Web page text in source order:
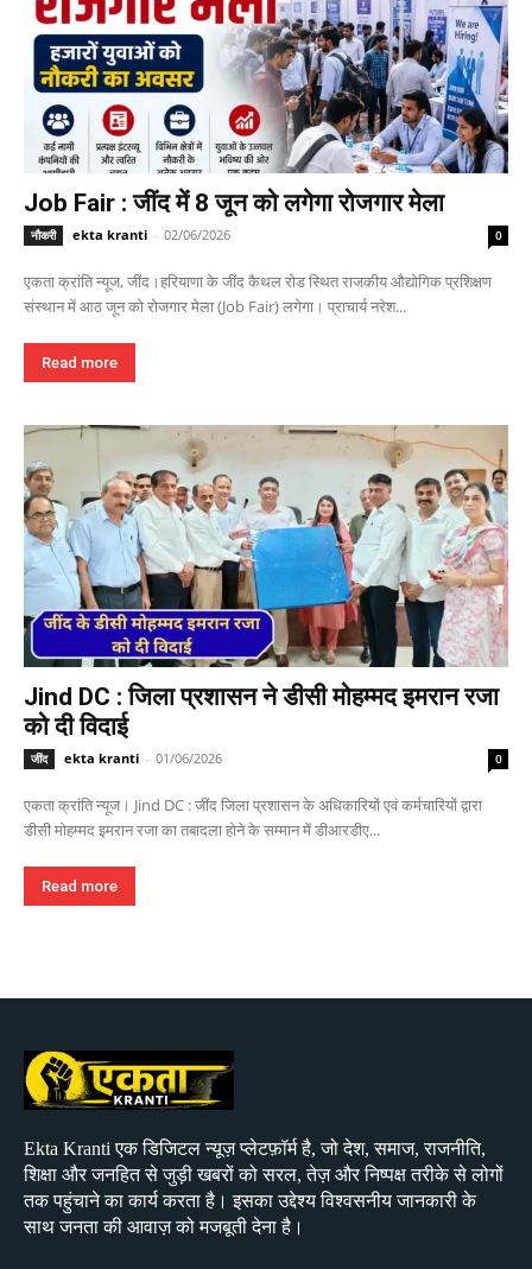
Job Fair : जींद में 8 जून को लगेगा रोजगार मेला
नौकरी ekta kranti - 02/06/2026 0
एकता क्रांति न्यूज, जींद।हरियाणा के जींद कैथल रोड स्थित राजकीय औद्योगिक प्रशिक्षण
संस्थान में आठ जून को रोजगार मेला (Job Fair) लगेगा। प्राचार्य नरेश...
Read more
Jind DC : जिला प्रशासन ने डीसी मोहम्मद इमरान रजा
को दी विदाई
जींद ekta kranti - 01/06/2026 0
एकता क्रांति न्यूज। Jind DC : जींद जिला प्रशासन के अधिकारियों एवं कर्मचारियों द्वारा
डीसी मोहम्मद इमरान रजा का तबादला होने के सम्मान में डीआरडीए...
Read more
Ekta Kranti एक डिजिटल न्यूज़ प्लेटफ़ॉर्म है, जो देश, समाज, राजनीति,
शिक्षा और जनहित से जुड़ी खबरों को सरल, तेज़ और निष्पक्ष तरीके से लोगों
तक पहुंचाने का कार्य करता है। इसका उद्देश्य विश्वसनीय जानकारी के
साथ जनता की आवाज़ को मजबूती देना है।